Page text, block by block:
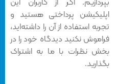
اپلیکیشن پرداختی هستید و
تجربه استفاده از آن را داشته‌اید،
فراموش نکنید دیدگاه خود را در
بخش نظرات با ما به اشتراک
بگذارید.